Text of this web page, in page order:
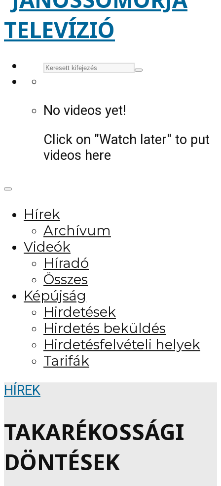
No videos yet!
Click on "Watch later" to put
videos here
Hírek
Archívum
Videók
Híradó
Összes
Képújság
Hirdetések
Hirdetés beküldés
Hirdetésfelvételi helyek
Tarifák
HÍREK
TAKARÉKOSSÁGI
DÖNTÉSEK